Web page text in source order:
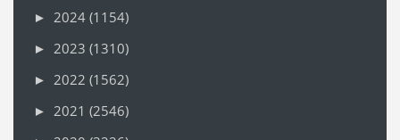
► 2024 (1154)
► 2023 (1310)
► 2022 (1562)
► 2021 (2546)